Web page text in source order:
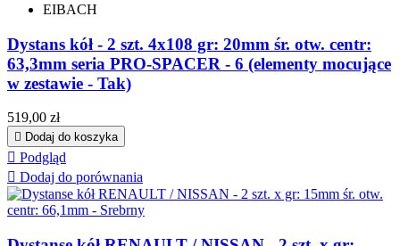
EIBACH
Dystans kół - 2 szt. 4x108 gr: 20mm śr. otw. centr:
63,3mm seria PRO-SPACER - 6 (elementy mocujące
w zestawie - Tak)
Cena
519,00 zł
 Dodaj do koszyka
 Podgląd
 Dodaj do porównania